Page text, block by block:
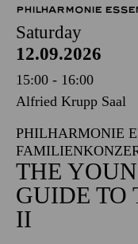
PHILHARMONIE
Saturday
12.09.2026
15:00 - 16:00
Alfried Krupp Saal
PHILHARMONIE
THE
GUIDE TO
II